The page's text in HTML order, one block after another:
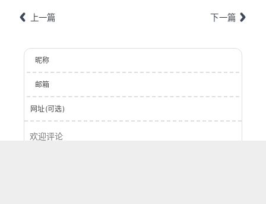
上一篇 下一篇
昵称
邮箱
网址(可选)